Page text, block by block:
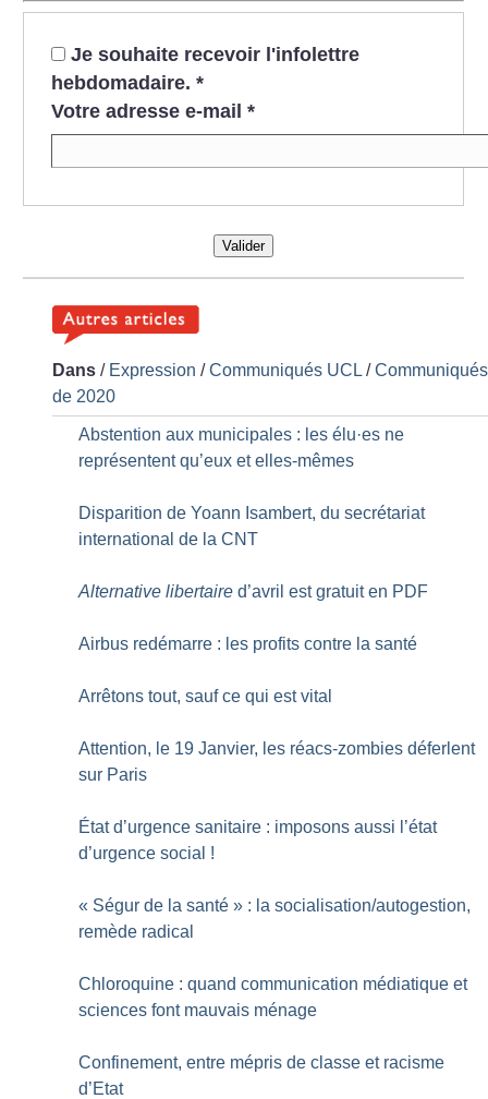
Je souhaite recevoir l'infolettre
hebdomadaire. *
Votre adresse e-mail *
Valider
Dans / Expression /Communiqués UCL /Communiqués
de 2020
Abstention aux municipales : les élu·es ne
représentent qu’eux et elles-mêmes
Disparition de Yoann Isambert, du secrétariat
international de la CNT
Alternative libertaire d’avril est gratuit en PDF
Airbus redémarre : les profits contre la santé
Arrêtons tout, sauf ce qui est vital
Attention, le 19 Janvier, les réacs-zombies déferlent
sur Paris
État d’urgence sanitaire : imposons aussi l’état
d’urgence social !
« Ségur de la santé » : la socialisation/autogestion,
remède radical
Chloroquine : quand communication médiatique et
sciences font mauvais ménage
Confinement, entre mépris de classe et racisme
d’Etat